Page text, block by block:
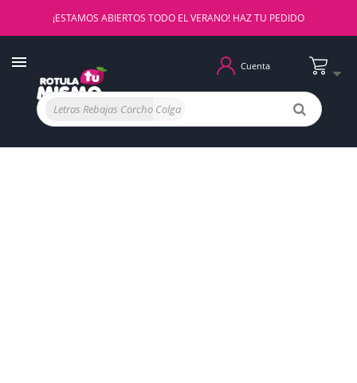
¡ESTAMOS ABIERTOS TODO EL VERANO! HAZ TU PEDIDO
Cuenta